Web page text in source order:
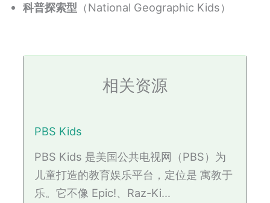
科普探索型 （National Geographic Kids）
相关资源
PBS Kids
PBS Kids 是美国公共电视网（PBS）为
儿童打造的教育娱乐平台，定位是 寓教于
乐。它不像 Epic!、Raz-Ki…